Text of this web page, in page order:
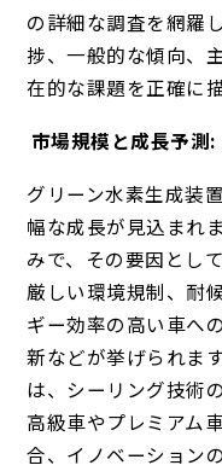
の詳細な調査を網羅
捗、一般的な傾向、
在的な課題を正確に
市場規模と成長予測:
グリーン水素生成装
幅な成長が見込まれ
みで、その要因とし
厳しい環境規制、耐
ギー効率の高い車へ
新などが挙げられま
は、シーリング技術
高級車やプレミアム
合、イノベーション